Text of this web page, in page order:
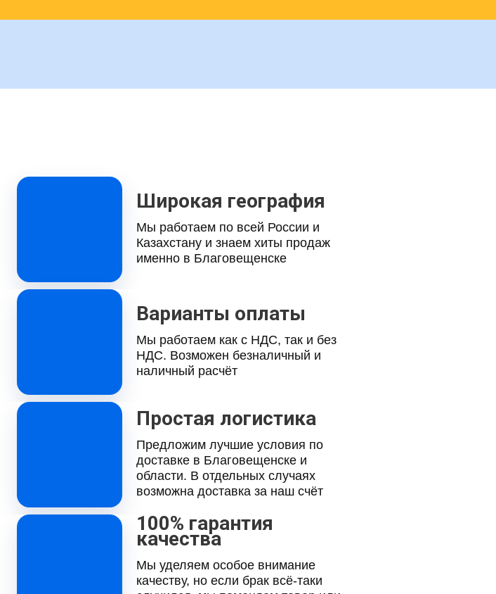
Широкая география
Мы работаем по всей России и
Казахстану и знаем хиты продаж
именно в Благовещенске
Варианты оплаты
Мы работаем как с НДС, так и без
НДС. Возможен безналичный и
наличный расчёт
Простая логистика
Предложим лучшие условия по
доставке в Благовещенске и
области. В отдельных случаях
возможна доставка за наш счёт
100% гарантия
качества
Мы уделяем особое внимание
качеству, но если брак всё-таки